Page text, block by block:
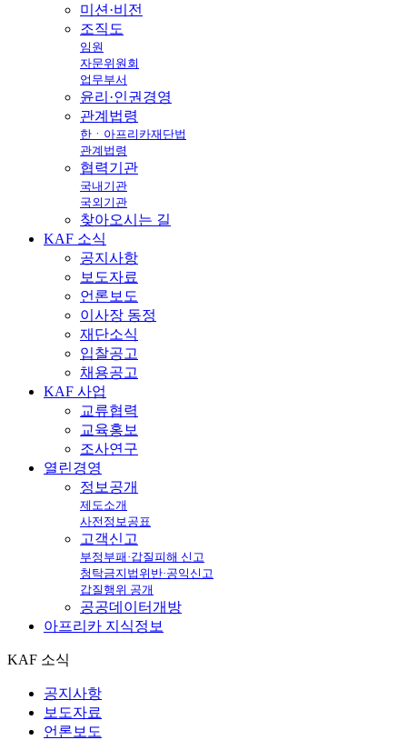
미션·비전
조직도
임원
자문위원회
업무부서
윤리·인권경영
관계법령
한ㆍ아프리카재단법
관계법령
협력기관
국내기관
국외기관
찾아오시는 길
KAF 소식
공지사항
보도자료
언론보도
이사장 동정
재단소식
입찰공고
채용공고
KAF 사업
교류협력
교육홍보
조사연구
열린경영
정보공개
제도소개
사전정보공표
고객신고
부정부패·갑질피해 신고
청탁금지법위반·공익신고
갑질행위 공개
공공데이터개방
아프리카 지식정보
KAF 소식
공지사항
보도자료
언론보도